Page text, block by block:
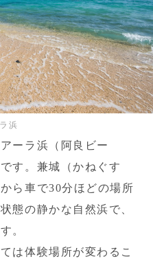
浜
ーラ浜（阿良ビー
す。兼城（かねぐす
ら車で30分ほどの場所
態の静かな自然浜で、
。
は体験場所が変わるこ